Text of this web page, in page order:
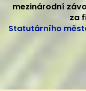
mezinárodní
za
Statutárního